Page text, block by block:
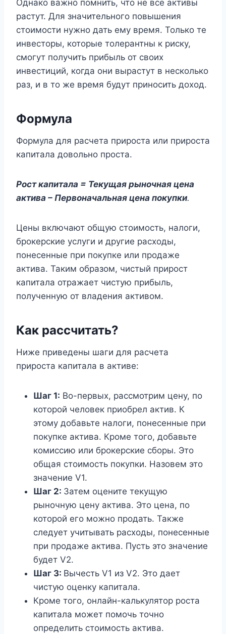
Однако важно помнить, что не все активы
растут. Для значительного повышения
стоимости нужно дать ему время. Только те
инвесторы, которые толерантны к риску,
смогут получить прибыль от своих
инвестиций, когда они вырастут в несколько
раз, и в то же время будут приносить доход.
Формула
Формула для расчета прироста или прироста
капитала довольно проста.
Рост капитала = Текущая рыночная цена
актива – Первоначальная цена покупки.
Цены включают общую стоимость, налоги,
брокерские услуги и другие расходы,
понесенные при покупке или продаже
актива. Таким образом, чистый прирост
капитала отражает чистую прибыль,
полученную от владения активом.
Как рассчитать?
Ниже приведены шаги для расчета
прироста капитала в активе:
Шаг 1: Во-первых, рассмотрим цену, по
которой человек приобрел актив. К
этому добавьте налоги, понесенные при
покупке актива. Кроме того, добавьте
комиссию или брокерские сборы. Это
общая стоимость покупки. Назовем это
значение V1.
Шаг 2: Затем оцените текущую
рыночную цену актива. Это цена, по
которой его можно продать. Также
следует учитывать расходы, понесенные
при продаже актива. Пусть это значение
будет V2.
Шаг 3: Вычесть V1 из V2. Это дает
чистую оценку капитала.
Кроме того, онлайн-калькулятор роста
капитала может помочь точно
определить стоимость актива.